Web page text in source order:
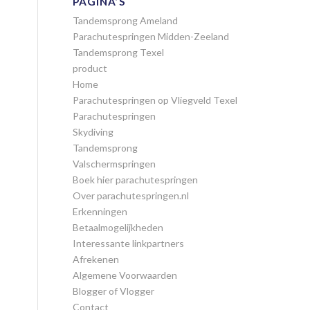
Tandemsprong Ameland
Parachutespringen Midden-Zeeland
Tandemsprong Texel
product
Home
Parachutespringen op Vliegveld Texel
Parachutespringen
Skydiving
Tandemsprong
Valschermspringen
Boek hier parachutespringen
Over parachutespringen.nl
Erkenningen
Betaalmogelijkheden
Interessante linkpartners
Afrekenen
Algemene Voorwaarden
Blogger of Vlogger
Contact